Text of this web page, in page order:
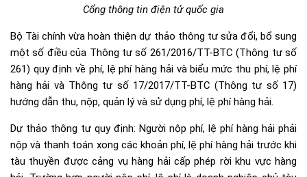
Cổng thông tin điện tử quốc gia
Bộ Tài chính vừa hoàn thiện dự thảo thông tư sửa đổi, bổ sung
một số điều của Thông tư số 261/2016/TT-BTC (Thông tư số
261) quy định về phí, lệ phí hàng hải và biểu mức thu phí, lệ phí
hàng hải và Thông tư số 17/2017/TT-BTC (Thông tư số 17)
hướng dẫn thu, nộp, quản lý và sử dụng phí, lệ phí hàng hải.
Dự thảo thông tư quy định: Người nộp phí, lệ phí hàng hải phải
nộp và thanh toán xong các khoản phí, lệ phí hàng hải trước khi
tàu thuyền được cảng vụ hàng hải cấp phép rời khu vực hàng